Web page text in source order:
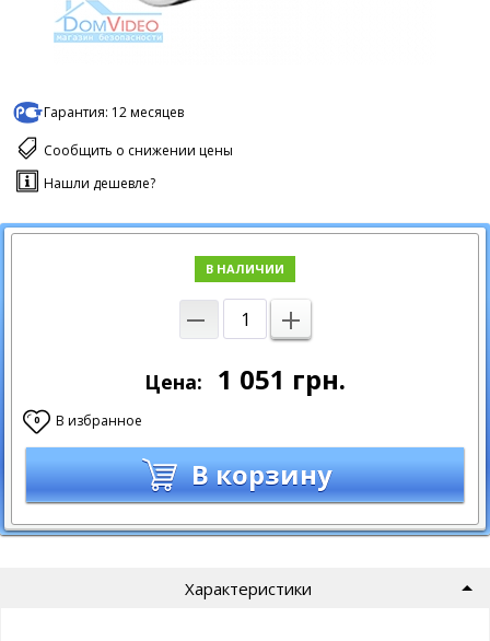
Гарантия: 12 месяцев
Сообщить о снижении цены
Нашли дешевле?
В НАЛИЧИИ
Цена: 1 051 грн.
0 В избранное
В корзину
Характеристики